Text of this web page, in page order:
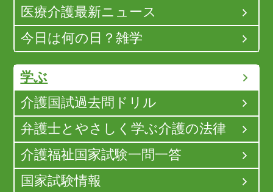
医療介護最新ニュース
今日は何の日？雑学
学ぶ
介護国試過去問ドリル
弁護士とやさしく学ぶ介護の法律
介護福祉国家試験一問一答
国家試験情報